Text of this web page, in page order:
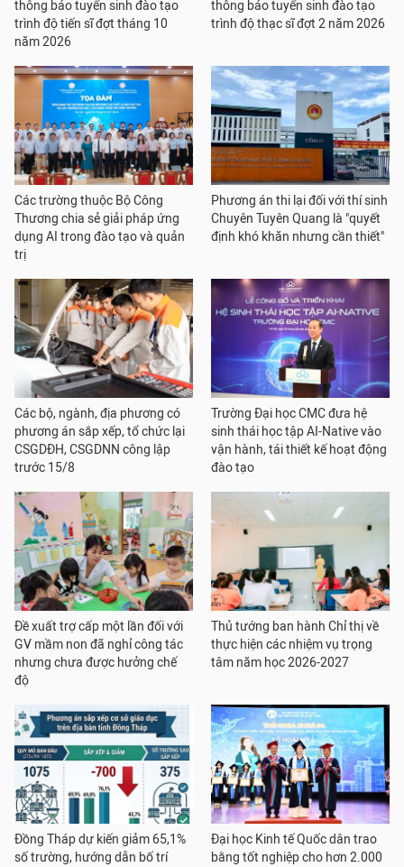
thông báo tuyển sinh đào tạo
trình độ tiến sĩ đợt tháng 10
năm 2026
thông báo tuyển sinh đào tạo
trình độ thạc sĩ đợt 2 năm 2026
Các trường thuộc Bộ Công
Thương chia sẻ giải pháp ứng
dụng AI trong đào tạo và quản
trị
Phương án thi lại đối với thí sinh
Chuyên Tuyên Quang là "quyết
định khó khăn nhưng cần thiết"
Các bộ, ngành, địa phương có
phương án sắp xếp, tổ chức lại
CSGDĐH, CSGDNN công lập
trước 15/8
Trường Đại học CMC đưa hệ
sinh thái học tập AI-Native vào
vận hành, tái thiết kế hoạt động
đào tạo
Đề xuất trợ cấp một lần đối với
GV mầm non đã nghỉ công tác
nhưng chưa được hưởng chế
độ
Thủ tướng ban hành Chỉ thị về
thực hiện các nhiệm vụ trọng
tâm năm học 2026-2027
Đồng Tháp dự kiến giảm 65,1%
số trường, hướng dẫn bố trí
Đại học Kinh tế Quốc dân trao
bằng tốt nghiệp cho hơn 2.000